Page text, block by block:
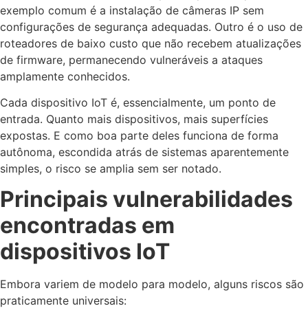
exemplo comum é a instalação de câmeras IP sem
configurações de segurança adequadas. Outro é o uso de
roteadores de baixo custo que não recebem atualizações
de firmware, permanecendo vulneráveis a ataques
amplamente conhecidos.
Cada dispositivo IoT é, essencialmente, um ponto de
entrada. Quanto mais dispositivos, mais superfícies
expostas. E como boa parte deles funciona de forma
autônoma, escondida atrás de sistemas aparentemente
simples, o risco se amplia sem ser notado.
Principais vulnerabilidades
encontradas em
dispositivos IoT
Embora variem de modelo para modelo, alguns riscos são
praticamente universais: